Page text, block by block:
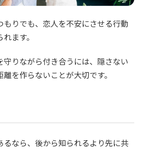
もりでも、恋人を不安にさせる行動
ます。
守りながら付き合うには、隠さない
を作らないことが大切です。
るなら、後から知られるより先に共